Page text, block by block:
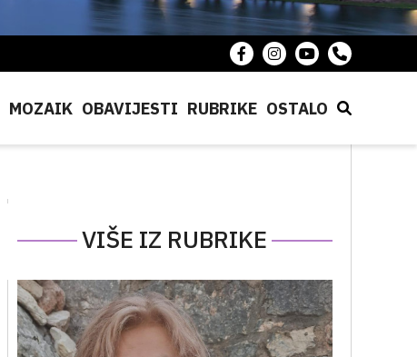
MOZAIK OBAVIJESTI RUBRIKE OSTALO
VIŠE IZ RUBRIKE